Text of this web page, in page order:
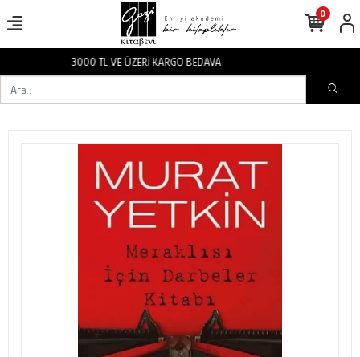
3000 TL VE ÜZERİ KARGO BEDAVA
0